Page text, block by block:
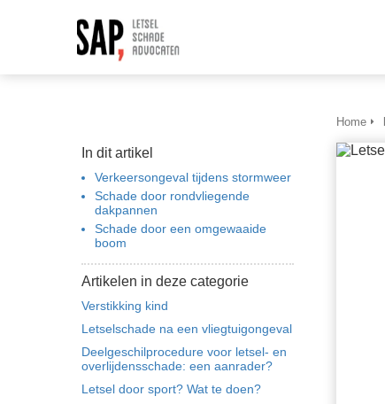
In dit artikel
Verkeersongeval tijdens stormweer
Schade door rondvliegende
dakpannen
Schade door een omgewaaide
boom
Artikelen in deze categorie
Verstikking kind
Letselschade na een vliegtuigongeval
Deelgeschilprocedure voor letsel- en
overlijdensschade: een aanrader?
Letsel door sport? Wat te doen?
Home